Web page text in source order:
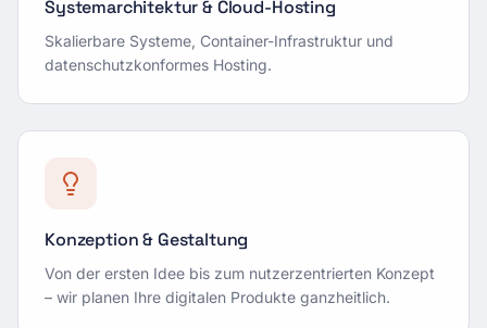
Systemarchitektur & Cloud-Hosting
Skalierbare Systeme, Container-Infrastruktur und
datenschutzkonformes Hosting.
Konzeption & Gestaltung
Von der ersten Idee bis zum nutzerzentrierten Konzept
– wir planen Ihre digitalen Produkte ganzheitlich.